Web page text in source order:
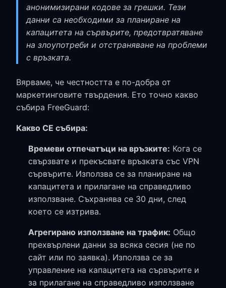
анонимизирани кодове за грешки. Тези
данни са необходими за планиране на
капацитета на сървърите, предотвратяване
на злоупотреби и отстраняване на проблеми
с връзката.
Вярваме, че честността е по-добра от
маркетинговите твърдения. Ето точно какво
събира FreeGuard:
Какво СЕ събира:
Времеви отпечатъци на връзките: Кога се
свързвате и прекъсвате връзката със VPN
сървърите. Използва се за планиране на
капацитета и прилагане на справедливо
използване. Съхранява се 30 дни, след
което се изтрива.
Агрегирано използване на трафик: Общо
прехвърлени данни за всяка сесия (не по
сайт или по заявка). Използва се за
управление на капацитета на сървърите и
за прилагане на справедливо използване